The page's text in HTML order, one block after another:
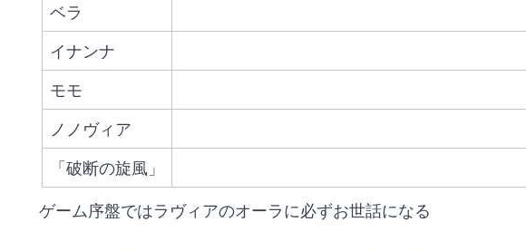
ベラ
イナンナ
モモ
ノノヴィア
「破断の旋風」
ゲーム序盤ではラヴィアのオーラに必ずお世話になる